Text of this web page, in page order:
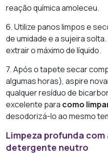
reação química amoleceu.
6. Utilize panos limpos e
de umidade e a sujeira
extrair o máximo de líquido.
7. Após o tapete secar
algumas horas), aspire
qualquer resíduo de
excelente para como
desodorizá-lo ao mesmo
Limpeza profunda com
detergente neutro